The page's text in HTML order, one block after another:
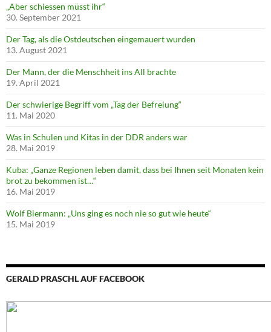
„Aber schiessen müsst ihr“
30. September 2021
Der Tag, als die Ostdeutschen eingemauert wurden
13. August 2021
Der Mann, der die Menschheit ins All brachte
19. April 2021
Der schwierige Begriff vom „Tag der Befreiung“
11. Mai 2020
Was in Schulen und Kitas in der DDR anders war
28. Mai 2019
Kuba: „Ganze Regionen leben damit, dass bei Ihnen seit Monaten kein
brot zu bekommen ist…“
16. Mai 2019
Wolf Biermann: „Uns ging es noch nie so gut wie heute“
15. Mai 2019
GERALD PRASCHL AUF FACEBOOK